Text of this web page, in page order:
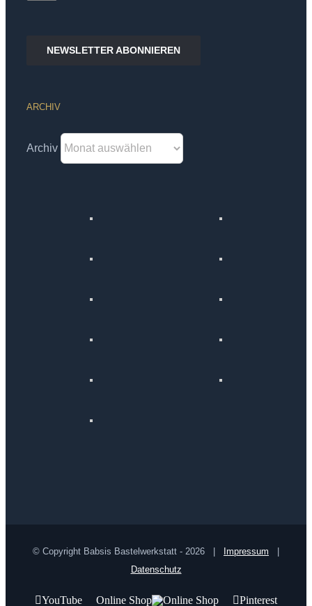
NEWSLETTER ABONNIEREN
ARCHIV
Archiv
© Copyright Babsis Bastelwerkstatt - 2026 | Impressum
Datenschutz
YouTube Online Shop Pinterest